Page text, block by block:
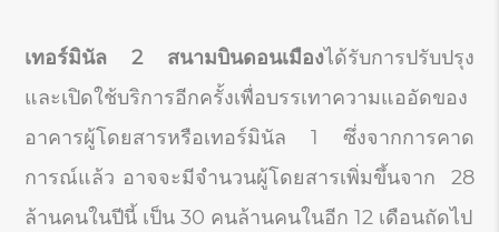
เทอร์มินัล 2 สนามบินดอนเมืองได้รับการปรับปรุง
และเปิดใช้บริการอีกครั้งเพื่อบรรเทาความแออัดของ
อาคารผู้โดยสารหรือเทอร์มินัล 1 ซึ่งจากการคาด
การณ์แล้ว อาจจะมีจำนวนผู้โดยสารเพิ่มขึ้นจาก 28
ล้านคนในปีนี้ เป็น 30 คนล้านคนในอีก 12 เดือนถัดไป